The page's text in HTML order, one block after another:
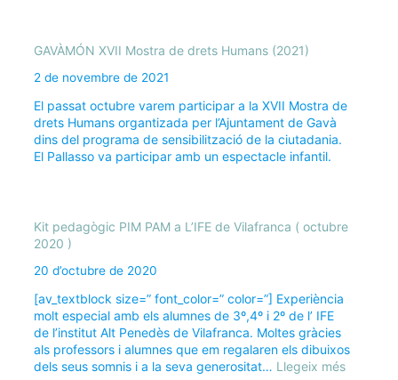
GAVÀMÓN XVII Mostra de drets Humans (2021)
2 de novembre de 2021
El passat octubre varem participar a la XVII Mostra de
drets Humans organtizada per l’Ajuntament de Gavà
dins del programa de sensibilització de la ciutadania.
El Pallasso va participar amb un espectacle infantil.
Kit pedagògic PIM PAM a L’IFE de Vilafranca ( octubre
2020 )
20 d’octubre de 2020
[av_textblock size=” font_color=” color=”] Experiència
molt especial amb els alumnes de 3º,4º i 2º de l’ IFE
de l’institut Alt Penedès de Vilafranca. Moltes gràcies
als professors i alumnes que em regalaren els dibuixos
dels seus somnis i a la seva generositat… Llegeix més: